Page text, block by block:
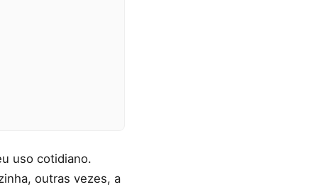
uso cotidiano.
outras vezes, a